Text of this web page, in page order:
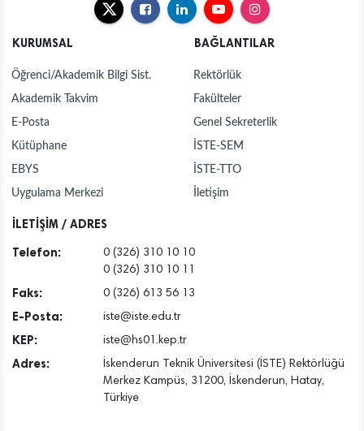
KURUMSAL
Öğrenci/Akademik Bilgi Sist.
Akademik Takvim
E-Posta
Kütüphane
EBYS
Uygulama Merkezi
BAĞLANTILAR
Rektörlük
Fakülteler
Genel Sekreterlik
İSTE-SEM
İSTE-TTO
İletişim
İLETİŞİM / ADRES
Telefon:
0 (326) 310 10 10
0 (326) 310 10 11
Faks: 0 (326) 613 56 13
E-Posta: iste@iste.edu.tr
KEP: iste@hs01.kep.tr
Adres:
İskenderun Teknik Üniversitesi (İSTE) Rektörlüğü
Merkez Kampüs, 31200, İskenderun, Hatay,
Türkiye